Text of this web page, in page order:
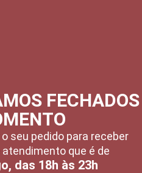
FECHADOS
seu pedido para receber
que é de
das 18h às 23h